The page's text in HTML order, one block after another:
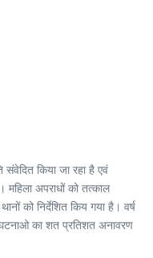
किया जा रहा है एवं
महिला अपराधों को तत्काल
को निर्देशित किय गया है। वर्ष
का शत प्रतिशत अनावरण